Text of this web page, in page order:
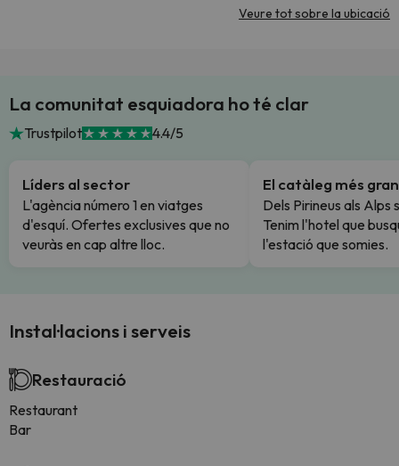
Veure tot sobre la ubicació
La comunitat esquiadora ho té clar
Trustpilot 4.4/5
Líders al sector
L'agència número 1 en viatges
d'esquí. Ofertes exclusives que no
veuràs en cap altre lloc.
El catàleg més gran
Dels Pirineus als Alps
Tenim l'hotel que
l'estació que somies.
Instal·lacions i serveis
Restauració
Restaurant
Bar